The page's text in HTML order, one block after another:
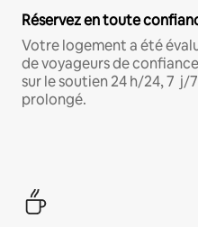
Réservez en toute
Votre logement a été
de voyageurs de
sur le soutien 24 h/24, 7
prolongé.